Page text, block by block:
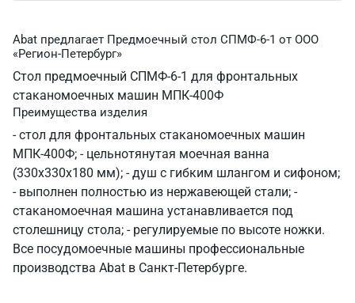
Abat предлагает Предмоечный стол СПМФ-6-1 от ООО
«Регион-Петербург»
Стол предмоечный СПМФ-6-1 для фронтальных
стаканомоечных машин МПК-400Ф
Преимущества изделия
- стол для фронтальных стаканомоечных машин
МПК-400Ф; - цельнотянутая моечная ванна
(330х330х180 мм); - душ с гибким шлангом и сифоном;
- выполнен полностью из нержавеющей стали; -
стаканомоечная машина устанавливается под
столешницу стола; - регулируемые по высоте ножки.
Все посудомоечные машины профессиональные
производства Abat в Санкт‑Петербурге.